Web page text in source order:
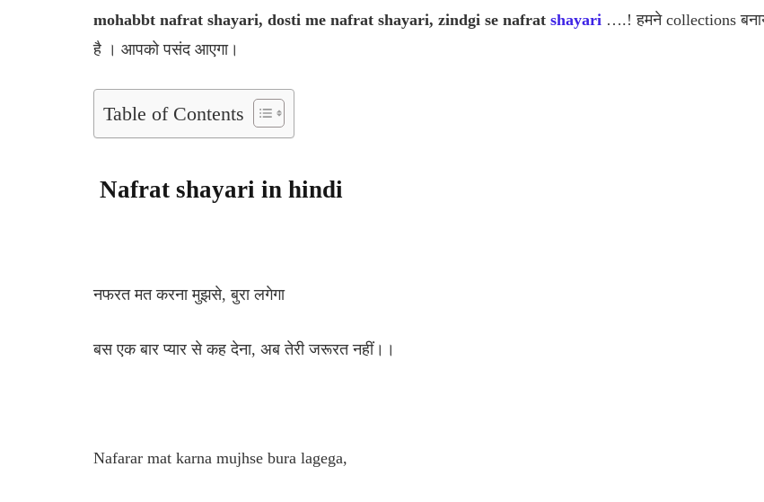
mohabbt nafrat shayari, dosti me nafrat shayari, zindgi se nafratshayari ….! हमने collections
है । आपको पसंद आएगा।
Table of Contents
Nafrat shayari in hindi
नफरत मत करना मुझसे, बुरा लगेगा
बस एक बार प्यार से कह देना, अब तेरी जरूरत नहीं।।
Nafarar mat karna mujhse bura lagega,